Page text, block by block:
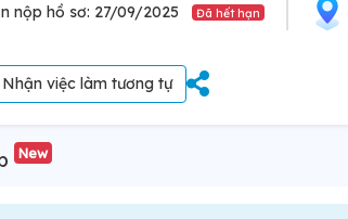
nộp hồ sơ: 27/09/2025 Đã hết hạn
Nhận việc làm tương tự
New